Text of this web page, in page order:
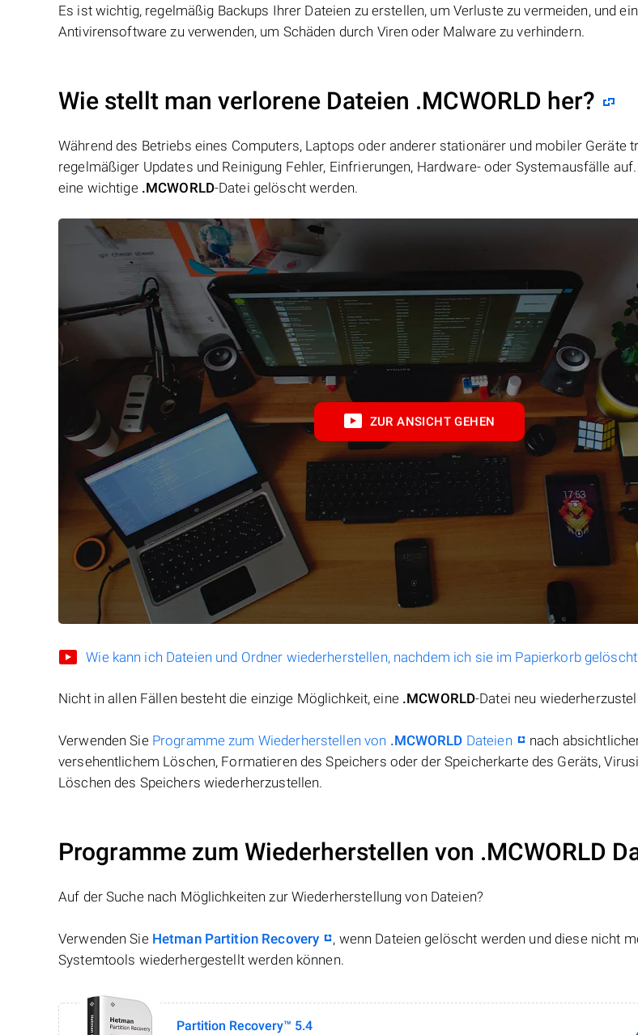
Es ist wichtig, regelmäßig Backups Ihrer Dateien zu erstellen, um Verluste zu vermeiden, und
Antivirensoftware zu verwenden, um Schäden durch Viren oder Malware zu verhindern.
Wie stellt man verlorene Dateien .MCWORLD her?
Während des Betriebs eines Computers, Laptops oder anderer stationärer und mobiler Geräte
regelmäßiger Updates und Reinigung Fehler, Einfrierungen, Hardware- oder Systemausfälle
eine wichtige .MCWORLD-Datei gelöscht werden.
ZUR ANSICHT GEHEN
Wie kann ich Dateien und Ordner wiederherstellen, nachdem ich sie im Papierkorb
Nicht in allen Fällen besteht die einzige Möglichkeit, eine .MCWORLD-Datei neu
Verwenden Sie Programme zum Wiederherstellen von .MCWORLD Dateien
nach
versehentlichem Löschen, Formatieren des Speichers oder der Speicherkarte des Geräts,
Löschen des Speichers wiederherzustellen.
Programme zum Wiederherstellen von .MCWORLD
Auf der Suche nach Möglichkeiten zur Wiederherstellung von Dateien?
Verwenden Sie Hetman Partition Recovery
, wenn Dateien gelöscht werden und diese nicht
Systemtools wiederhergestellt werden können.
Partition Recovery™ 5.4